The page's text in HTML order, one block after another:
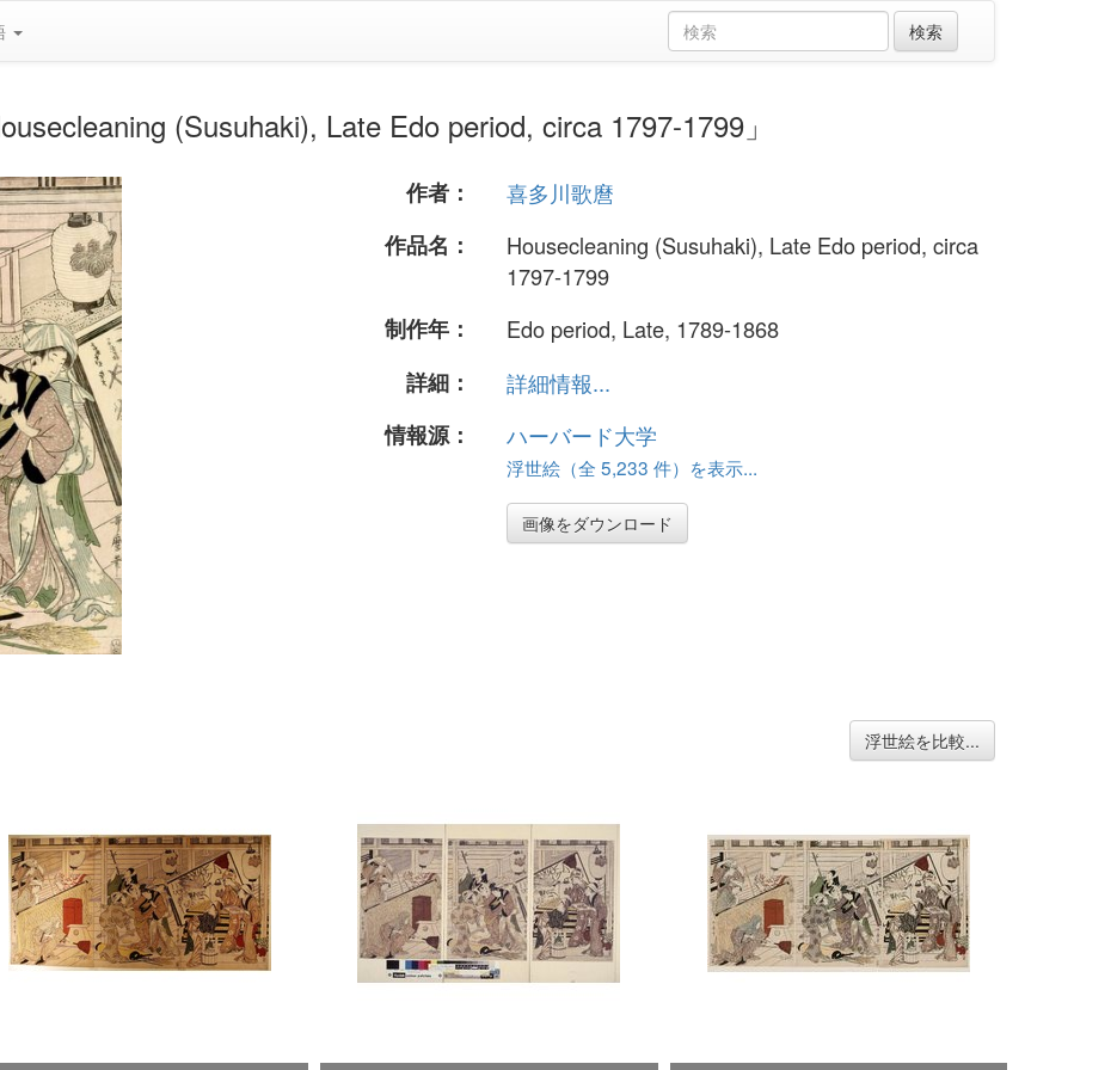
(Susuhaki), Late Edo period, circa 1797-1799」
作者：
喜多川歌麿
作品名：
Housecleaning (Susuhaki), Late Edo period, circa
1797-1799
制作年：
Edo period, Late, 1789-1868
詳細：
詳細情報...
情報源：
ハーバード大学
浮世絵（全 5,233 件）を表示...
画像をダウンロード
浮世絵を比較...